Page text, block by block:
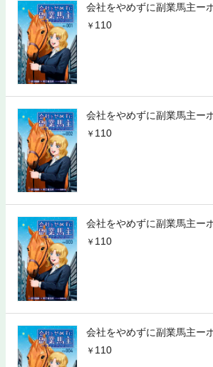
会社をやめずに副業馬主ー
110
会社をやめずに副業馬主
110
会社をやめずに副業馬主
110
会社をやめずに副業馬主
110